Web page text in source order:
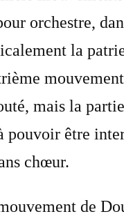
orchestre,
la
mais la
pouvoir être
chœur.
de